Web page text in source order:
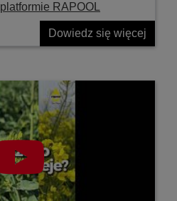
RAPOOL
Dowiedz się więcej